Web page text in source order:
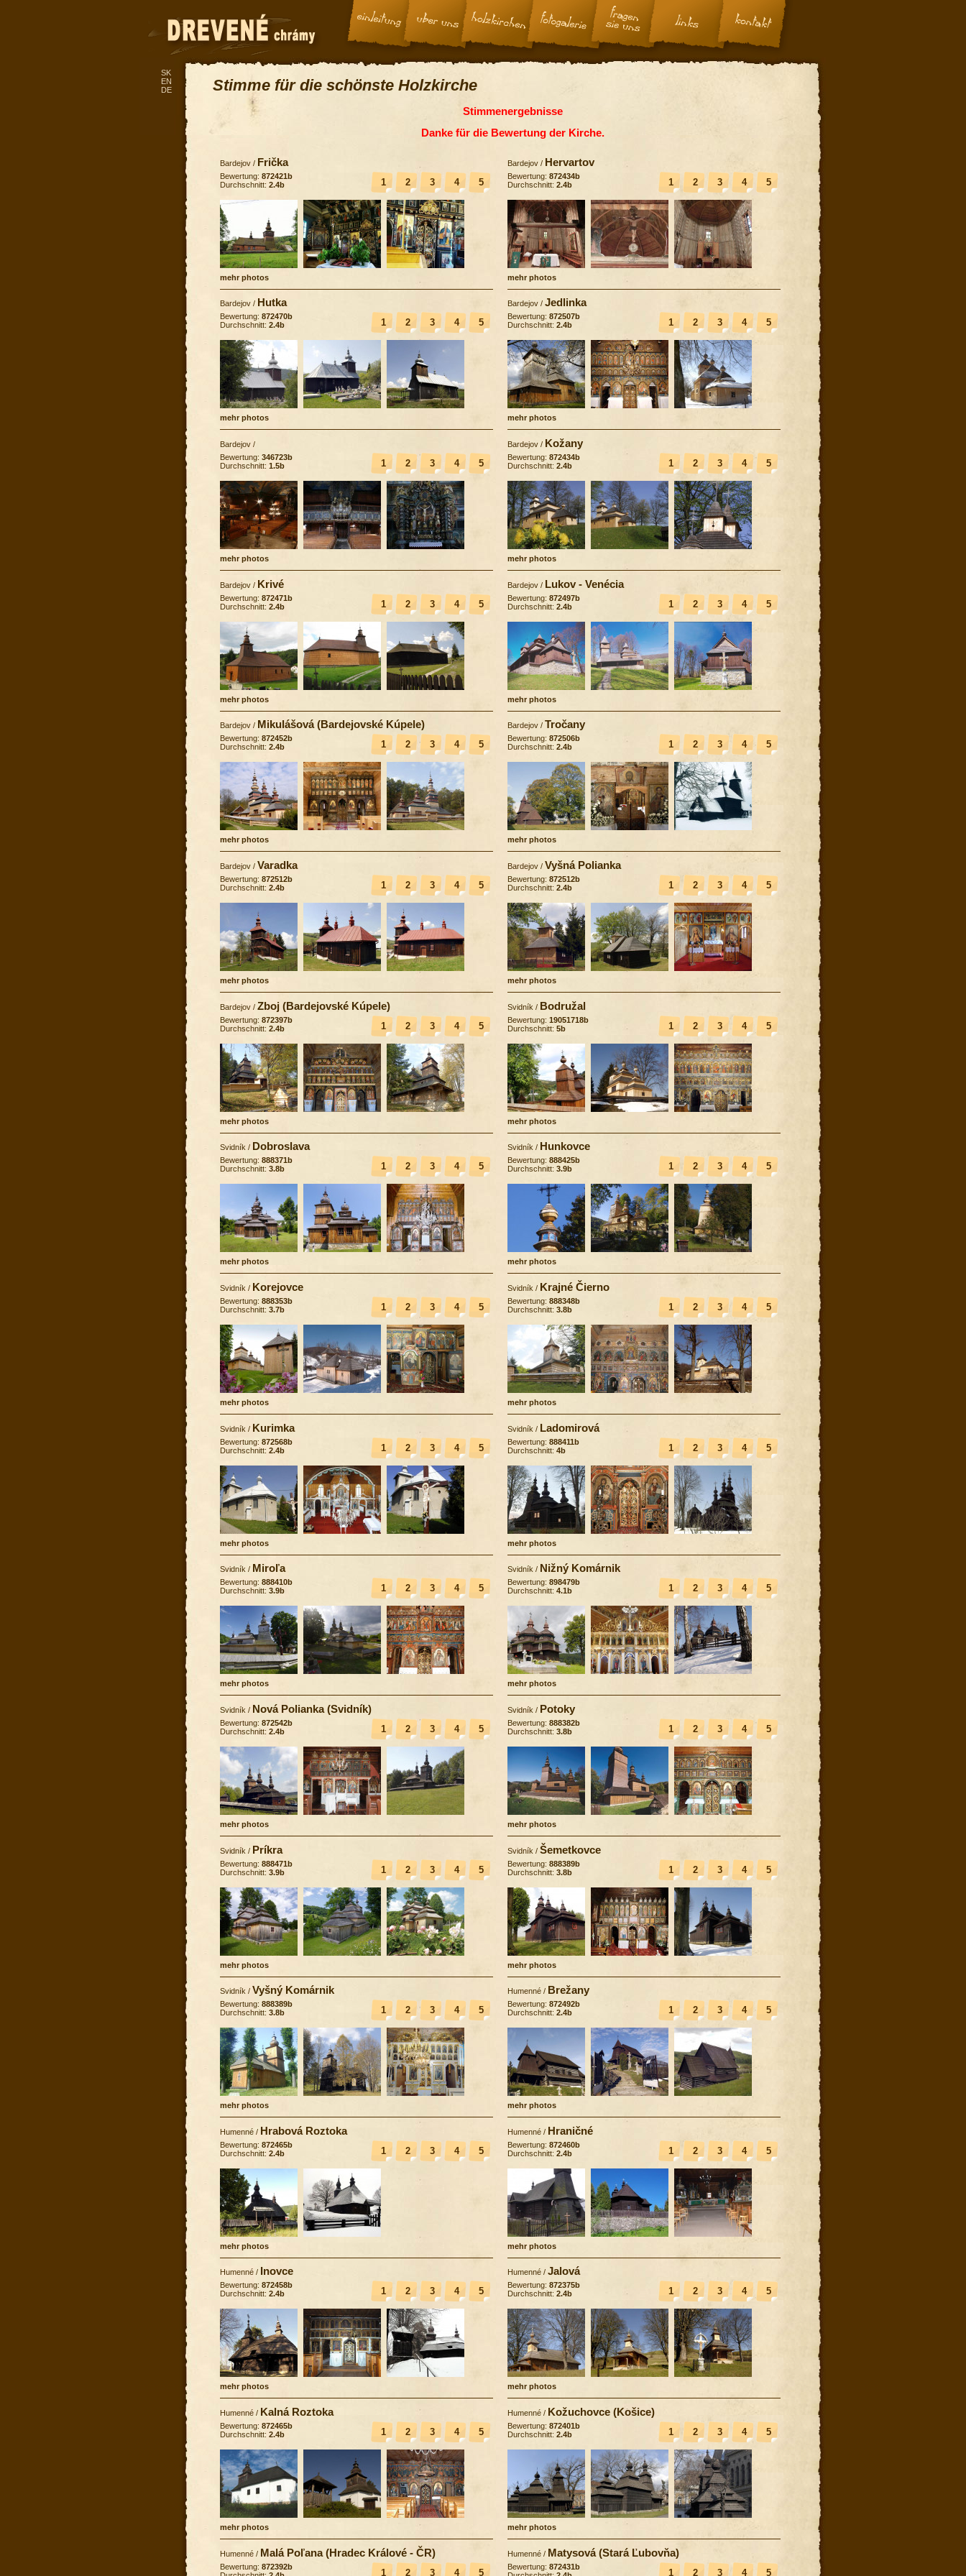
Stimme für die schönste Holzkirche
Stimmenergebnisse
Danke für die Bewertung der Kirche.
Bardejov / Frička
1 2 3 4 5
Bewertung: 872421b
Durchschnitt: 2.4b
mehr photos
Bardejov / Hervartov
1 2 3 4 5
Bewertung: 872434b
Durchschnitt: 2.4b
mehr photos
Bardejov / Hutka
1 2 3 4 5
Bewertung: 872470b
Durchschnitt: 2.4b
mehr photos
Bardejov / Jedlinka
1 2 3 4 5
Bewertung: 872507b
Durchschnitt: 2.4b
mehr photos
Bardejov /
1 2 3 4 5
Bewertung: 346723b
Durchschnitt: 1.5b
mehr photos
Bardejov / Kožany
1 2 3 4 5
Bewertung: 872434b
Durchschnitt: 2.4b
mehr photos
Bardejov / Krivé
1 2 3 4 5
Bewertung: 872471b
Durchschnitt: 2.4b
mehr photos
Bardejov / Lukov - Venécia
1 2 3 4 5
Bewertung: 872497b
Durchschnitt: 2.4b
mehr photos
Bardejov / Mikulášová (Bardejovské Kúpele)
1 2 3 4 5
Bewertung: 872452b
Durchschnitt: 2.4b
mehr photos
Bardejov / Tročany
1 2 3 4 5
Bewertung: 872506b
Durchschnitt: 2.4b
mehr photos
Bardejov / Varadka
1 2 3 4 5
Bewertung: 872512b
Durchschnitt: 2.4b
mehr photos
Bardejov / Vyšná Polianka
1 2 3 4 5
Bewertung: 872512b
Durchschnitt: 2.4b
mehr photos
Bardejov / Zboj (Bardejovské Kúpele)
1 2 3 4 5
Bewertung: 872397b
Durchschnitt: 2.4b
mehr photos
Svidník / Bodružal
1 2 3 4 5
Bewertung: 19051718b
Durchschnitt: 5b
mehr photos
Svidník / Dobroslava
1 2 3 4 5
Bewertung: 888371b
Durchschnitt: 3.8b
mehr photos
Svidník / Hunkovce
1 2 3 4 5
Bewertung: 888425b
Durchschnitt: 3.9b
mehr photos
Svidník / Korejovce
1 2 3 4 5
Bewertung: 888353b
Durchschnitt: 3.7b
mehr photos
Svidník / Krajné Čierno
1 2 3 4 5
Bewertung: 888348b
Durchschnitt: 3.8b
mehr photos
Svidník / Kurimka
1 2 3 4 5
Bewertung: 872568b
Durchschnitt: 2.4b
mehr photos
Svidník / Ladomirová
1 2 3 4 5
Bewertung: 888411b
Durchschnitt: 4b
mehr photos
Svidník / Miroľa
1 2 3 4 5
Bewertung: 888410b
Durchschnitt: 3.9b
mehr photos
Svidník / Nižný Komárnik
1 2 3 4 5
Bewertung: 898479b
Durchschnitt: 4.1b
mehr photos
Svidník / Nová Polianka (Svidník)
1 2 3 4 5
Bewertung: 872542b
Durchschnitt: 2.4b
mehr photos
Svidník / Potoky
1 2 3 4 5
Bewertung: 888382b
Durchschnitt: 3.8b
mehr photos
Svidník / Príkra
1 2 3 4 5
Bewertung: 888471b
Durchschnitt: 3.9b
mehr photos
Svidník / Šemetkovce
1 2 3 4 5
Bewertung: 888389b
Durchschnitt: 3.8b
mehr photos
Svidník / Vyšný Komárnik
1 2 3 4 5
Bewertung: 888389b
Durchschnitt: 3.8b
mehr photos
Humenné / Brežany
1 2 3 4 5
Bewertung: 872492b
Durchschnitt: 2.4b
mehr photos
Humenné / Hrabová Roztoka
1 2 3 4 5
Bewertung: 872465b
Durchschnitt: 2.4b
mehr photos
Humenné / Hraničné
1 2 3 4 5
Bewertung: 872460b
Durchschnitt: 2.4b
mehr photos
Humenné / Inovce
1 2 3 4 5
Bewertung: 872458b
Durchschnitt: 2.4b
mehr photos
Humenné / Jalová
1 2 3 4 5
Bewertung: 872375b
Durchschnitt: 2.4b
mehr photos
Humenné / Kalná Roztoka
1 2 3 4 5
Bewertung: 872465b
Durchschnitt: 2.4b
mehr photos
Humenné / Kožuchovce (Košice)
1 2 3 4 5
Bewertung: 872401b
Durchschnitt: 2.4b
mehr photos
Humenné / Malá Poľana (Hradec Králové - ČR)
1 2 3 4 5
Bewertung: 872392b
Humenné / Matysová (Stará Ľubovňa)
1 2 3 4 5
Bewertung: 872431b
SK
EN
DE